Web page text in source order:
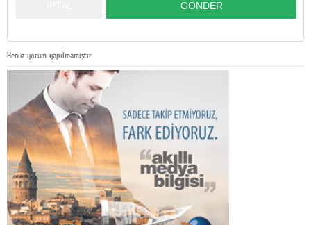
Henüz yorum yapılmamıştır.